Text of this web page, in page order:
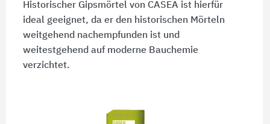
Historischer Gipsmörtel von CASEA ist hierfür
ideal geeignet, da er den historischen Mörteln
weitgehend nachempfunden ist und
weitestgehend auf moderne Bauchemie
verzichtet.